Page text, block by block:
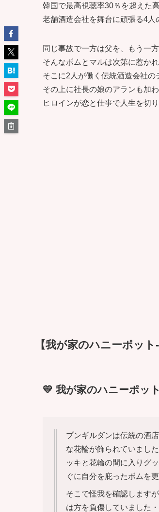
韓国で最高視聴率30％を超えた
老舗酒造会社を舞台に頑張る4人
同じ事故で一方は父を、もう一
そんなボムとマルは次第に惹か
そこに2人が働く伝統酒造会社の
その上に社長の娘のアランも加
ヒロインが恋と仕事で人生を切
【我が家のハニーポッ
💛 我が家のハニーポッ
プンギルダンは伝統の酒
な花輪が飾られていまし
ッキと花輪の間に入りグ
ぐに自分を庇ったボムを
そこで怪我を確認します
は方を負傷していました